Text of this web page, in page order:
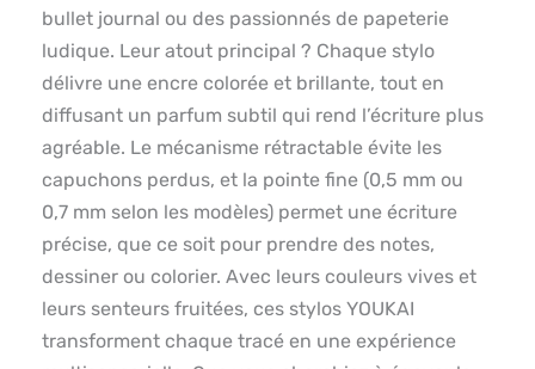
bullet journal ou des passionnés de papeterie
ludique. Leur atout principal ? Chaque stylo
délivre une encre colorée et brillante, tout en
diffusant un parfum subtil qui rend l’écriture plus
agréable. Le mécanisme rétractable évite les
capuchons perdus, et la pointe fine (0,5 mm ou
0,7 mm selon les modèles) permet une écriture
précise, que ce soit pour prendre des notes,
dessiner ou colorier. Avec leurs couleurs vives et
leurs senteurs fruitées, ces stylos YOUKAI
transforment chaque tracé en une expérience